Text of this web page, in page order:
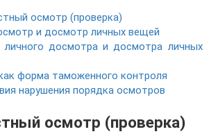
осмотр (проверка)
и досмотр личных вещей
личного досмотра и досмотра личных
форма таможенного контроля
нарушения порядка осмотров
осмотр (проверка)